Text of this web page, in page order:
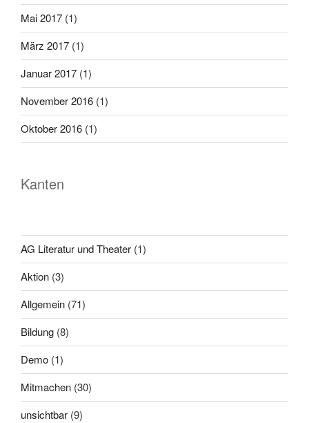
Mai 2017 (1)
März 2017 (1)
Januar 2017 (1)
November 2016 (1)
Oktober 2016 (1)
Kanten
AG Literatur und Theater (1)
Aktion (3)
Allgemein (71)
Bildung (8)
Demo (1)
Mitmachen (30)
unsichtbar (9)